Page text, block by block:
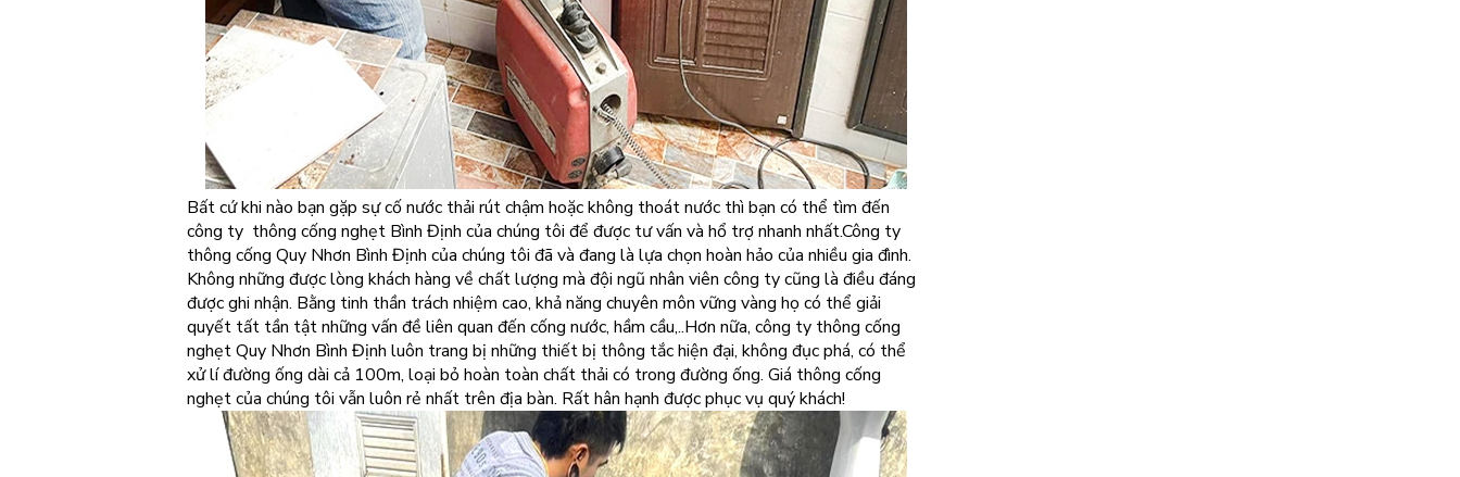
Bất cứ khi nào bạn gặp sự cố nước thải rút chậm hoặc không thoát nước thì bạn có thể tìm đến
công ty thông cống nghẹt Bình Định của chúng tôi để được tư vấn và hổ trợ nhanh nhất.Công ty
thông cống Quy Nhơn Bình Định của chúng tôi đã và đang là lựa chọn hoàn hảo của nhiều gia đình.
Không những được lòng khách hàng về chất lượng mà đội ngũ nhân viên công ty cũng là điều đáng
được ghi nhận. Bằng tinh thần trách nhiệm cao, khả năng chuyên môn vững vàng họ có thể giải
quyết tất tần tật những vấn đề liên quan đến cống nước, hầm cầu,..Hơn nữa, công ty thông cống
nghẹt Quy Nhơn Bình Định luôn trang bị những thiết bị thông tắc hiện đại, không đục phá, có thể
xử lí đường ống dài cả 100m, loại bỏ hoàn toàn chất thải có trong đường ống. Giá thông cống
nghẹt của chúng tôi vẫn luôn rẻ nhất trên địa bàn. Rất hân hạnh được phục vụ quý khách!